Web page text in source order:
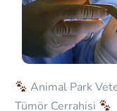
Animal Park
Tümör Cerrahisi